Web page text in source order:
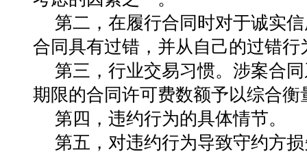
第二，在履行合同时对于诚实
合同具有过错，并从自己的过错行
第三，行业交易习惯。涉案合
期限的合同许可费数额予以综合衡
第四，违约行为的具体情节。
第五，对违约行为导致守约方